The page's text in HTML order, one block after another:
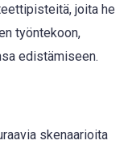
joita he
työntekoon,
edistämiseen.
skenaarioita